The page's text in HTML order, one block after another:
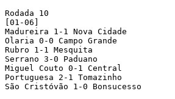
Rodada 10
[01-06]
Madureira 1-1 Nova Cidade
Olaria 0-0 Campo Grande
Rubro 1-1 Mesquita
Serrano 3-0 Paduano
Miguel Couto 0-1 Central
Portuguesa 2-1 Tomazinho
São Cristóvão 1-0 Bonsucesso